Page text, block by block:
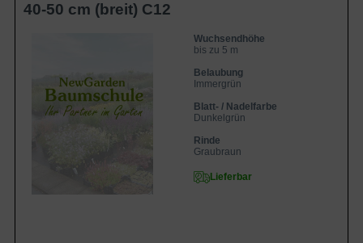
40-50 cm (breit) C12
Wuchsendhöhe
bis zu 5 m
Belaubung
Immergrün
Blatt- / Nadelfarbe
Dunkelgrün
Rinde
Graubraun
Lieferbar